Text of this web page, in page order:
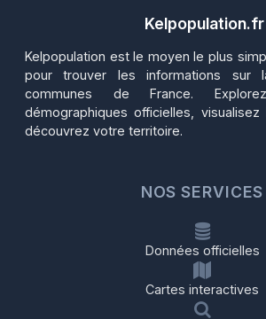
Kelpopulation.fr
Kelpopulation est le moyen le plus
pour trouver les informations sur
communes de France.
démographiques officielles,
découvrez votre territoire.
NOS SERVICES
Données officielles
Cartes interactives